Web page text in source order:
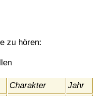
zu hören:
Charakter Jahr